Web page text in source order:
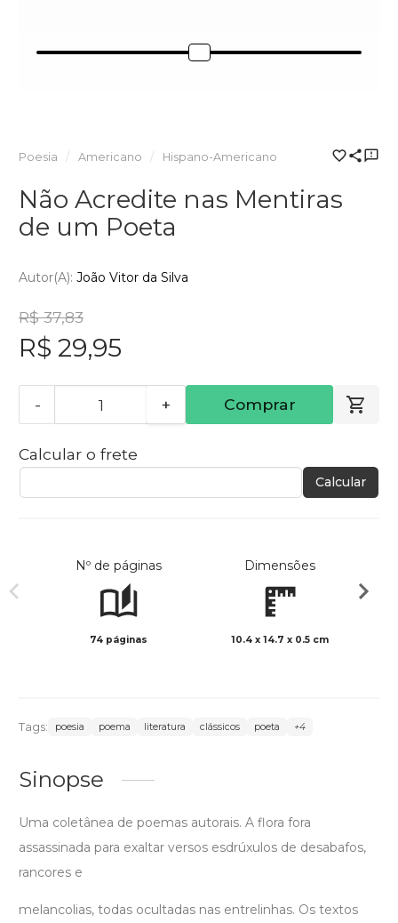
Poesia Americano Hispano-Americano
Não Acredite nas Mentiras
de um Poeta
Autor(a): João Vitor da Silva
R$ 37,83
R$ 29,95
- + Comprar
Calcular o frete
Calcular
Nº de páginas
74 páginas
Dimensões
10.4 x 14.7 x 0.5 cm
Tags: poesia poema literatura clássicos poeta +4
Sinopse
Uma coletânea de poemas autorais. A flora fora
assassinada para exaltar versos esdrúxulos de desabafos,
rancores e
melancolias, todas ocultadas nas entrelinhas. Os textos